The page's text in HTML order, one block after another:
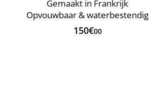
Gemaakt in Frankrijk
Opvouwbaar & waterbestendig
150€00